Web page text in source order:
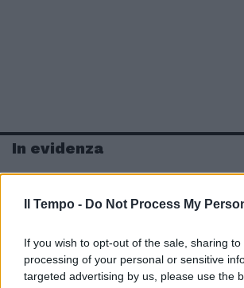
Il Tempo - Do Not Process My
If you wish to opt-out of the sale, sharing
processing of your personal or sensitive
targeted advertising by us, please use the
In evidenza